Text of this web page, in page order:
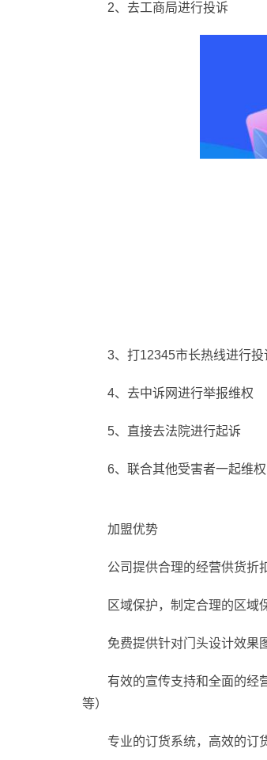
2、去工商局进行投诉
3、打12345市长热线进行投
4、去中诉网进行举报维权
5、直接去法院进行起诉
6、联合其他受害者一起维权
加盟优势
公司提供合理的经营供货折
区域保护，制定合理的区域
免费提供针对门头设计效果
有效的宣传支持和全面的经
等）
专业的订货系统，高效的订